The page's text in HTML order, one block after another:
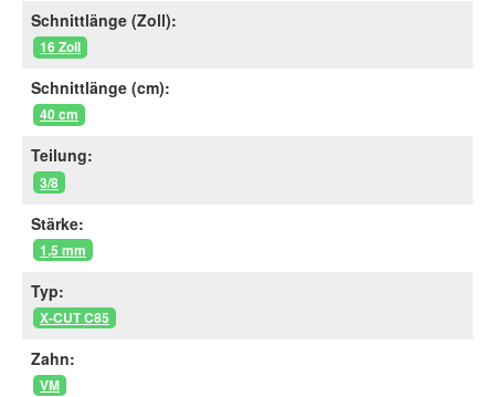
Schnittlänge (Zoll):
16 Zoll
Schnittlänge (cm):
40 cm
Teilung:
3/8
Stärke:
1,5 mm
Typ:
X-CUT C85
Zahn:
VM